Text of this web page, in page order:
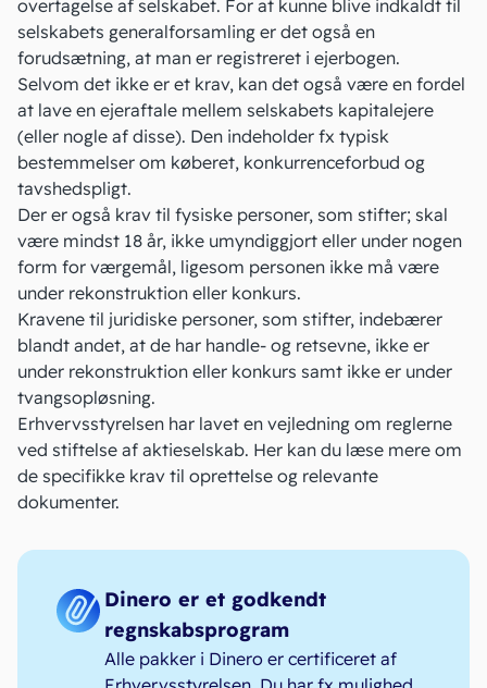
overtagelse af selskabet. For at kunne blive indkaldt til
selskabets generalforsamling er det også en
forudsætning, at man er registreret i ejerbogen.
Selvom det ikke er et krav, kan det også være en fordel
at lave en ejeraftale mellem selskabets kapitalejere
(eller nogle af disse). Den indeholder fx typisk
bestemmelser om køberet, konkurrenceforbud og
tavshedspligt.
Der er også krav til fysiske personer, som stifter; skal
være mindst 18 år, ikke umyndiggjort eller under nogen
form for værgemål, ligesom personen ikke må være
under rekonstruktion eller konkurs.
Kravene til juridiske personer, som stifter, indebærer
blandt andet, at de har handle- og retsevne, ikke er
under rekonstruktion eller konkurs samt ikke er under
tvangsopløsning.
Erhvervsstyrelsen har lavet en vejledning om reglerne
ved stiftelse af aktieselskab. Her kan du læse mere om
de specifikke krav til oprettelse og relevante
dokumenter.
Dinero er et godkendt
regnskabsprogram
Alle pakker i Dinero er certificeret af